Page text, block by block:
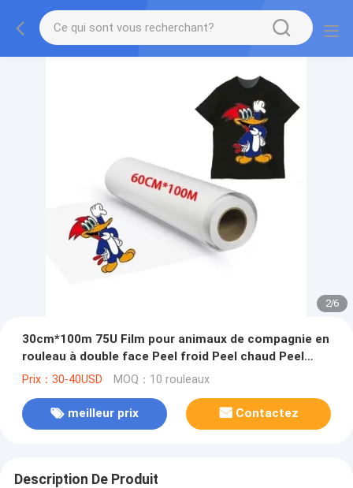
2/6
30cm*100m 75U Film pour animaux de compagnie en
rouleau à double face Peel froid Peel chaud Peel
chaud Film transparent 30cm pour T-shirt DTF
Prix：30-40USD MOQ：10 rouleaux
meilleur prix Contactez
Description De Produit